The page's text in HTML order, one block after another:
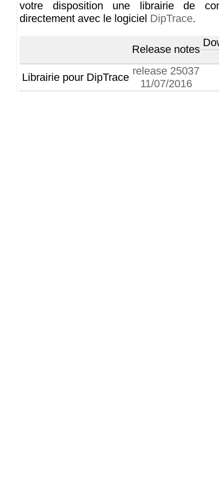
votre disposition une librairie de
directement avec le logiciel DipTrace.
Release notes
Librairie pour DipTrace
release 25037
11/07/2016